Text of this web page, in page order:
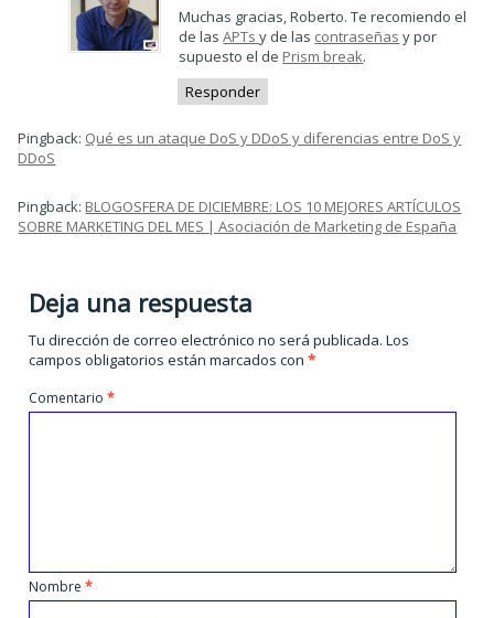
Muchas gracias, Roberto. Te recomiendo el
de lasAPTsy de las contraseñas y por
supuesto el de Prism break.
Responder
Pingback: Qué es un ataque DoS y DDoS y diferencias entre DoS y
DDoS
Pingback: BLOGOSFERA DE DICIEMBRE: LOS 10 MEJORES ARTÍCULOS
SOBRE MARKETING DEL MES | Asociación de Marketing de España
Deja una respuesta
Tu dirección de correo electrónico no será publicada. Los
campos obligatorios están marcados con*
Comentario*
Nombre*